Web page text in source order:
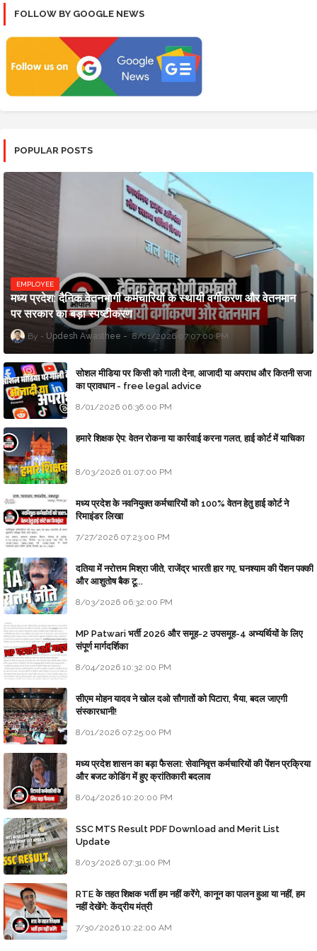
FOLLOW BY GOOGLE NEWS
POPULAR POSTS
EMPLOYEE
मध्य प्रदेश: दैनिक वेतनभोगी कर्मचारियों के स्थायी वर्गीकरण और वेतनमान
पर सरकार का बड़ा स्पष्टीकरण
Updesh Awasthee 8/01/2026 07:07:00 PM
सोशल मीडिया पर किसी को गाली देना, आजादी या अपराध और कितनी सजा
का प्रावधान - free legal advice
8/01/2026 06:36:00 PM
हमारे शिक्षक ऐप: वेतन रोकना या कार्रवाई करना गलत, हाई कोर्ट में याचिका
8/03/2026 01:07:00 PM
मध्य प्रदेश के नवनियुक्त कर्मचारियों को 100% वेतन हेतु हाई कोर्ट ने
रिमाइंडर लिखा
7/27/2026 07:23:00 PM
दतिया में नरोत्तम मिश्रा जीते, राजेंद्र भारती हार गए, घनश्याम की पेंशन पक्की
और आशुतोष बैक टू...
8/03/2026 06:32:00 PM
MP Patwari भर्ती 2026 और समूह-2 उपसमूह-4 अभ्यर्थियों के लिए
संपूर्ण मार्गदर्शिका
8/04/2026 10:32:00 PM
सीएम मोहन यादव ने खोल दओ सौगातों को पिटारा, भैया, बदल जाएगी
संस्कारधानी!
8/01/2026 07:25:00 PM
मध्य प्रदेश शासन का बड़ा फैसला: सेवानिवृत्त कर्मचारियों की पेंशन प्रक्रिया
और बजट कोडिंग में हुए क्रांतिकारी बदलाव
8/04/2026 10:20:00 PM
SSC MTS Result PDF Download and Merit List
Update
8/03/2026 07:31:00 PM
RTE के तहत शिक्षक भर्ती हम नहीं करेंगे, कानून का पालन हुआ या नहीं, हम
नहीं देखेंगे: केंद्रीय मंत्री
7/30/2026 10:22:00 AM